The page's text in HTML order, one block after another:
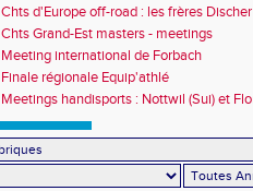
Chts d'Europe off-road : les frères
Chts Grand-Est masters - meetings
Meeting international de Forbach
Finale régionale Equip'athlé
Meetings handisports : Nottwil (Sui) et